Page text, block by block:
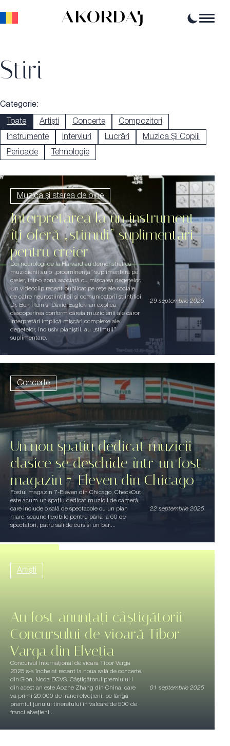
Știri
Evenimente
Stiri
Categorie:
Toate Artiști Concerte Compozitori
Instrumente Interviuri Lucrări Muzica Și Copiii
Perioade Tehnologie
Muzica și starea de bine
Interpretarea la un instrument
îți oferă „stimuli” suplimentari
pentru creier
Doi neurologi de la Harvard au demonstrat că
muzicienii au o „proeminență” suplimentară pe
creier, într-o zonă asociată cu mișcarea degetelor.
Un videoclip recent publicat pe rețelele sociale
de către neuroștiințificii și comunicatorii științifici
Dr. Ben Rein și David Eagleman explică
descoperirea conform căreia muzicienii ale căror
interpretări implică mișcări complexe ale
degetelor, inclusiv pianiștii, au „stimuli”
suplimentare.
29 septembrie 2025
Concerte
Un nou spațiu dedicat muzicii
clasice se deschide într-un fost
magazin 7-Eleven din Chicago
Fostul magazin 7-Eleven din Chicago, CheckOut
este acum un spațiu dedicat muzicii de cameră,
care include o sală de spectacole cu un pian
mare, scaune flexibile pentru până la 60 de
spectatori, patru săli de curs și un bar....
22 septembrie 2025
Artiști
Au fost anunțați câștigătorii
Concursului de vioară Tibor
Varga din Elveția
Concursul internațional de vioară Tibor Varga
2025 s-a încheiat recent la noua sală de concerte
din Sion, Noda BCVS. Câștigătorul premiului I
din acest an este Aozhe Zhang din China, care
va primi 20.000 de franci elvețieni, pe lângă
premiul juriului tineretului în valoare de 500 de
franci elvețieni...
01 septembrie 2025